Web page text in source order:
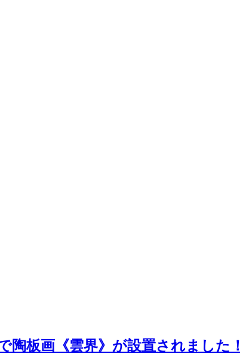
陶板画《雲界》が設置されました！